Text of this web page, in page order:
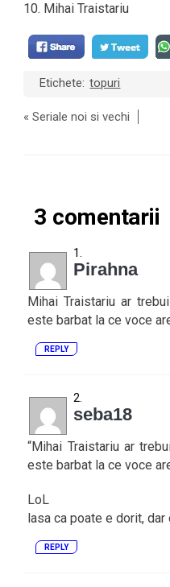
10. Mihai Traistariu
Etichete: topuri
«Seriale noi si vechi
3 comentarii
Pirahna
Mihai Traistariu ar
este barbat la ce voce
REPLY
seba18
“Mihai Traistariu ar
este barbat la ce voce
LoL
lasa ca poate e dorit,
REPLY